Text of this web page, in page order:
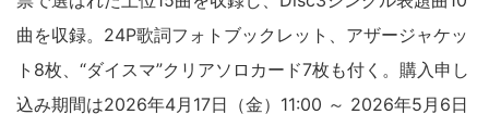
曲を収録。24P歌詞フォトブックレット、アザージャケッ
ト8枚、“ダイスマ”クリアソロカード7枚も付く。購入申し
込み期間は2026年4月17日（金）11:00 ～ 2026年5月6日